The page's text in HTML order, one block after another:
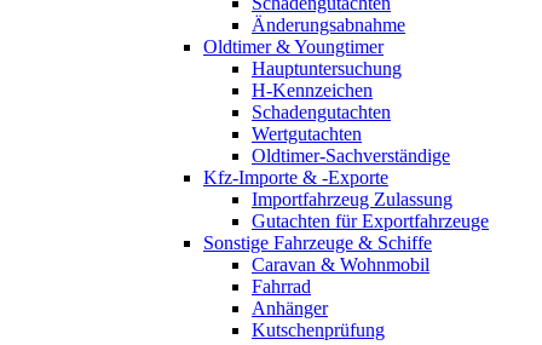
Änderungsabnahme
Oldtimer & Youngtimer
Hauptuntersuchung
H-Kennzeichen
Schadengutachten
Wertgutachten
Oldtimer-Sachverständige
Kfz-Importe & -Exporte
Importfahrzeug Zulassung
Gutachten für Exportfahrzeuge
Sonstige Fahrzeuge & Schiffe
Caravan & Wohnmobil
Fahrrad
Anhänger
Kutschenprüfung